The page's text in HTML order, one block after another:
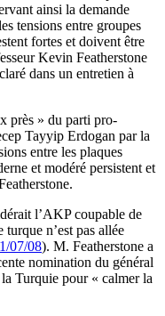
ainsi la demande
tensions entre groupes
fortes et doivent être
Kevin Featherstone
dans un entretien à
près » du parti pro-
Tayyip Erdogan par la
entre les plaques
et modéré persistent et
l’AKP coupable de
n’est pas allée
07/08). M. Featherstone a
nomination du général
Turquie pour « calmer la